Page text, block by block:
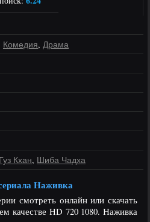
Комедия, Драма
Гуз Кхан, Шиба Чадха
Наживка
смотреть онлайн или скачать
качестве HD 720 1080. Наживка